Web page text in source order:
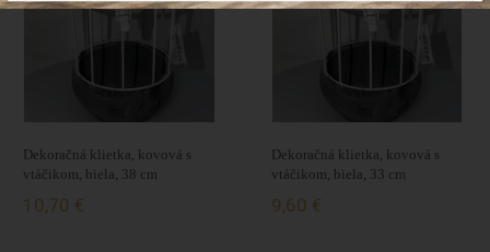
Dekoračná klietka, kovová s
vtáčikom, biela, 38 cm
10,70 €
Dekoračná klietka, kovová s
vtáčikom, biela, 33 cm
9,60 €